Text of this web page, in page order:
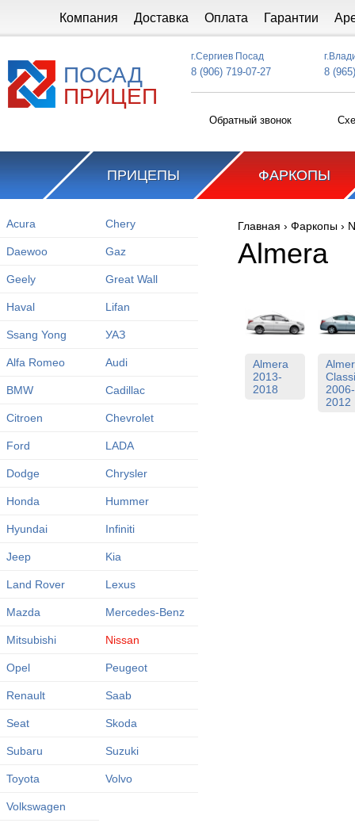
Компания Доставка Оплата Гарантии
ПОСАД
ПРИЦЕП
г.Сергиев Посад
8 (906) 719-07-27 8
Обратный звонок
ПРИЦЕПЫ ФАРКОПЫ
Acura Chery
Daewoo Gaz
Geely Great Wall
Haval Lifan
Ssang Yong УАЗ
Alfa Romeo Audi
BMW Cadillac
Citroen Chevrolet
Ford LADA
Dodge Chrysler
Honda Hummer
Hyundai Infiniti
Jeep Kia
Land Rover Lexus
Mazda Mercedes-Benz
Mitsubishi Nissan
Opel Peugeot
Renault Saab
Seat Skoda
Subaru Suzuki
Toyota Volvo
Volkswagen
Вы здесь
Главная › Фаркопы ›
Almera
Almera
2013-
2018
2006-
2012